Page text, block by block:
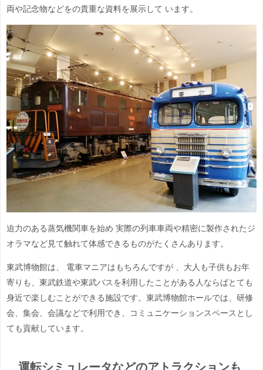
両や記念物などをの貴重な資料を展示して います。
迫力のある蒸気機関車を始め 実際の列車車両や精密に製作されたジ
オラマなど見て触れて体感できるものがたくさんあります。
東武博物館は、 電車マニアはもちろんですが 、大人も子供もお年
寄りも、 東武鉄道や東武バスを利用したことがある人ならばとても
身近で楽 しむことができる施設です。東武博物館ホールでは、研修
会、集会、会議などで利用でき、コミュニケーションスペースとし
ても貢献しています。
運転シミュレータなどのアトラクションも